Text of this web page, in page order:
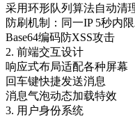
采用环形队列算法自动清
防刷机制：同一IP 5秒内
Base64编码防XSS攻击
2. 前端交互设计
响应式布局适配各种屏幕
回车键快捷发送消息
消息气泡动态加载特效
3. 用户身份系统